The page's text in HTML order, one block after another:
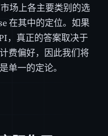
场上各主要类别的选
在其中的定位。如果
，真正的答案取决于
费偏好，因此我们将
单一的定论。